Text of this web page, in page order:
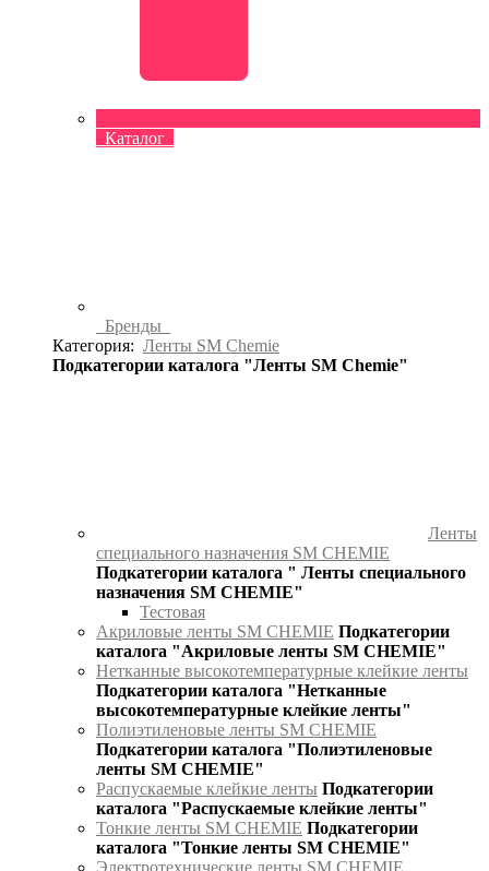
Каталог
Бренды
Категория: Ленты SM Chemie
Подкатегории каталога "Ленты SM Chemie"
Ленты
специального назначения SM CHEMIE
Подкатегории каталога " Ленты специального
назначения SM CHEMIE"
Тестовая
Акриловые ленты SM CHEMIE Подкатегории
каталога "Акриловые ленты SM CHEMIE"
Нетканные высокотемпературные клейкие ленты
Подкатегории каталога "Нетканные
высокотемпературные клейкие ленты"
Полиэтиленовые ленты SM CHEMIE
Подкатегории каталога "Полиэтиленовые
ленты SM CHEMIE"
Распускаемые клейкие ленты Подкатегории
каталога "Распускаемые клейкие ленты"
Тонкие ленты SM CHEMIE Подкатегории
каталога "Тонкие ленты SM CHEMIE"
Электротехнические ленты SM CHEMIE